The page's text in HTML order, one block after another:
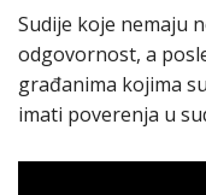
Sudije koje nemaju
odgovornost, a
građanima kojima
imati poverenja u